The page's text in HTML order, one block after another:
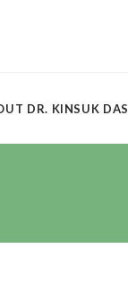
DR. KINSUK DAS